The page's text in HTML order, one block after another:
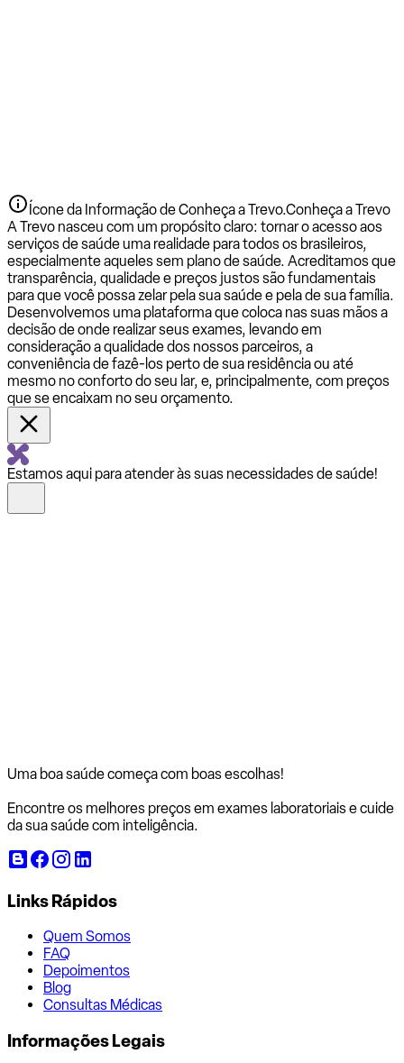
Ícone da Informação de Conheça a Trevo.Conheça a Trevo
A Trevo nasceu com um propósito claro: tornar o acesso aos
serviços de saúde uma realidade para todos os brasileiros,
especialmente aqueles sem plano de saúde. Acreditamos que
transparência, qualidade e preços justos são fundamentais
para que você possa zelar pela sua saúde e pela de sua família.
Desenvolvemos uma plataforma que coloca nas suas mãos a
decisão de onde realizar seus exames, levando em
consideração a qualidade dos nossos parceiros, a
conveniência de fazê-los perto de sua residência ou até
mesmo no conforto do seu lar, e, principalmente, com preços
que se encaixam no seu orçamento.
Estamos aqui para atender às suas necessidades de saúde!
Uma boa saúde começa com boas escolhas!
Encontre os melhores preços em exames laboratoriais e cuide
da sua saúde com inteligência.
Links Rápidos
Quem Somos
FAQ
Depoimentos
Blog
Consultas Médicas
Informações Legais